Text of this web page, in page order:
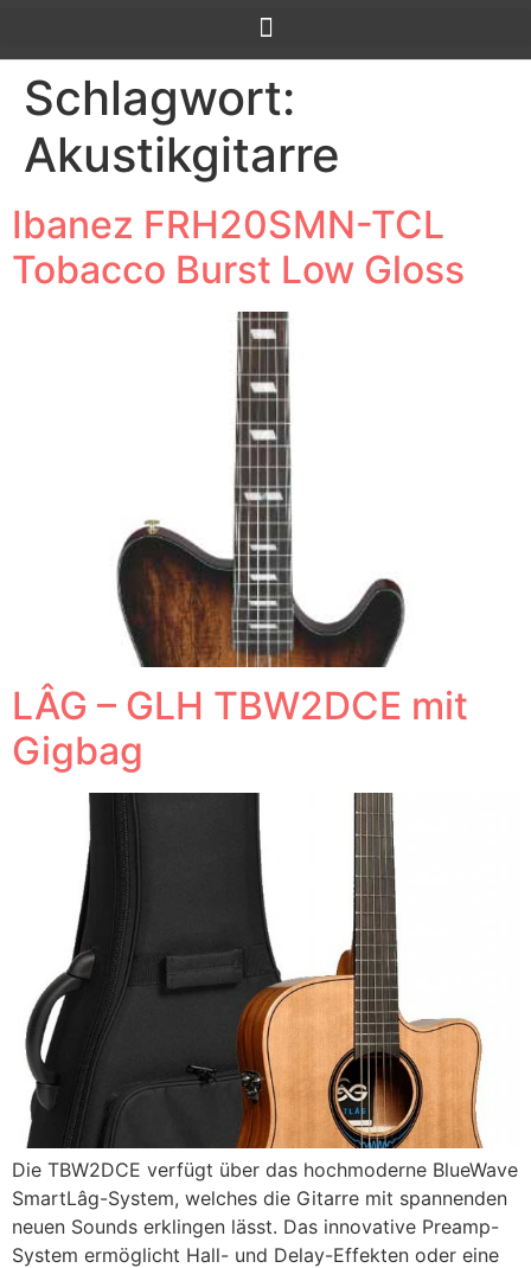
Schlagwort:
Akustikgitarre
Ibanez FRH20SMN-TCL
Tobacco Burst Low Gloss
LÂG – GLH TBW2DCE mit
Gigbag
Die TBW2DCE verfügt über das hochmoderne BlueWave
SmartLâg-System, welches die Gitarre mit spannenden
neuen Sounds erklingen lässt. Das innovative Preamp-
System ermöglicht Hall- und Delay-Effekten oder eine